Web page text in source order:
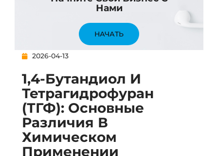
Нами
НАЧАТЬ
2026-04-13
1,4-Бутандиол И
Тетрагидрофуран
(ТГФ): Основные
Различия В
Химическом
Применении